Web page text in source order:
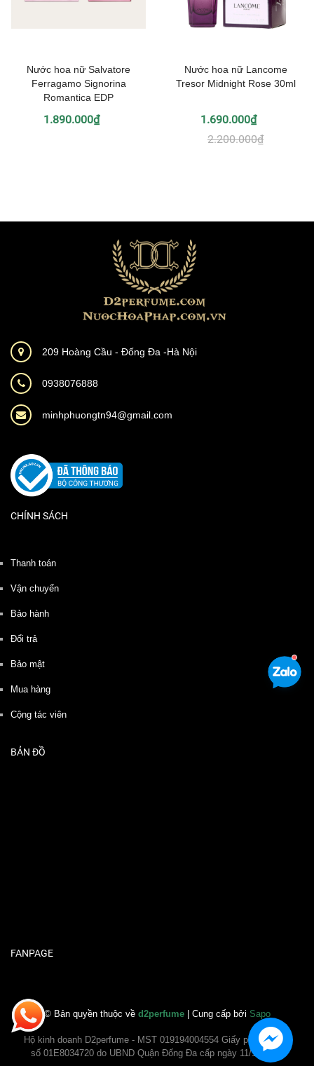
Nước hoa nữ Salvatore
Ferragamo Signorina
Romantica EDP
1.890.000₫
Nước hoa nữ Lancome
Tresor Midnight Rose 30ml
1.690.000₫
2.200.000₫
209 Hoàng Cầu - Đống Đa -Hà Nội
0938076888
minhphuongtn94@gmail.com
CHÍNH SÁCH
Thanh toán
Vận chuyển
Bảo hành
Đổi trả
Bảo mật
Mua hàng
Cộng tác viên
BẢN ĐỒ
FANPAGE
© Bản quyền thuộc về d2perfume| Cung cấp bởi Sapo
Hộ kinh doanh D2perfume - MST 019194004554 Giấy phép ĐKKD
số 01E8034720 do UBND Quận Đống Đa cấp ngày 11/11/2020